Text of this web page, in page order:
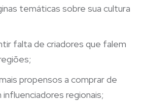
temáticas sobre sua cultura
falta de criadores que falem
propensos a comprar de
influenciadores regionais;